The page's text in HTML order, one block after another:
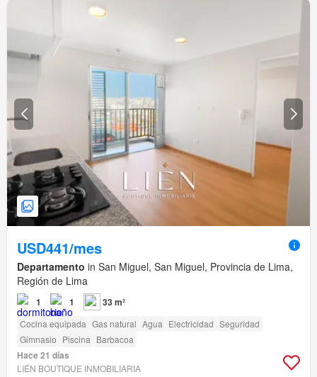
USD441/mes
Departamento in San Miguel, San Miguel, Provincia de Lima,
Región de Lima
1 1 33 m²
Cocina equipada Gas natural Agua Electricidad Seguridad
Gimnasio Piscina Barbacoa
Hace 21 días
LIÉN BOUTIQUE INMOBILIARIA